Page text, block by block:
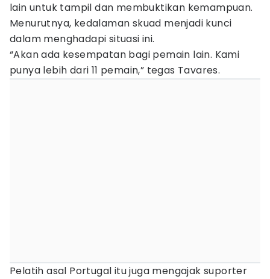
lain untuk tampil dan membuktikan kemampuan.
Menurutnya, kedalaman skuad menjadi kunci
dalam menghadapi situasi ini.
“Akan ada kesempatan bagi pemain lain. Kami
punya lebih dari 11 pemain,” tegas Tavares.
Pelatih asal Portugal itu juga mengajak suporter